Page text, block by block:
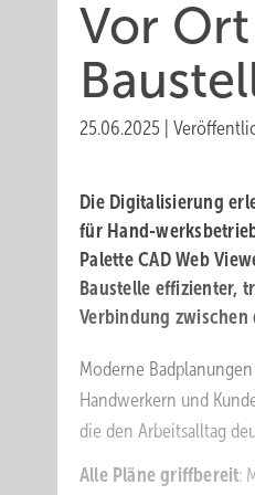
Vor
25.06.2025
Die Digitalisierung
für Hand-
Palette CAD Web
Baustelle effizienter,
Verbindung
Moderne Badplanun
Handwerkern und
die den Arbeitsalltag
Alle Pläne griffbereit: